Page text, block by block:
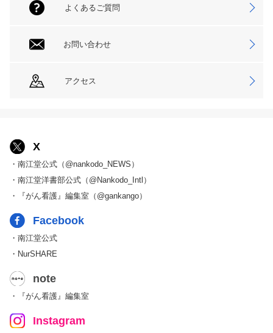
よくあるご質問
お問い合わせ
アクセス
X
・南江堂公式（@nankodo_NEWS）
・南江堂洋書部公式（@Nankodo_Intl）
・『がん看護』編集室（@gankango）
Facebook
・南江堂公式
・NurSHARE
note
・『がん看護』編集室
Instagram